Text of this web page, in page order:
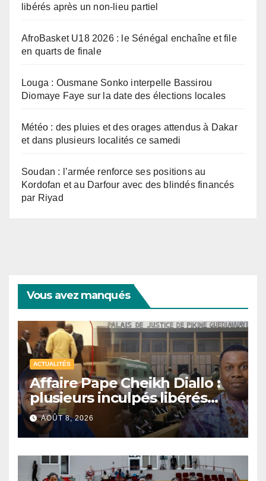
libérés après un non-lieu partiel
AfroBasket U18 2026 : le Sénégal enchaîne et file
en quarts de finale
Louga : Ousmane Sonko interpelle Bassirou
Diomaye Faye sur la date des élections locales
Météo : des pluies et des orages attendus à Dakar
et dans plusieurs localités ce samedi
Soudan : l’armée renforce ses positions au
Kordofan et au Darfour avec des blindés financés
par Riyad
Vous avez manqués
ACTUALITÉS
Affaire Pape Cheikh Diallo :
plusieurs inculpés libérés
après un non-lieu partiel
AOÛT 8, 2026